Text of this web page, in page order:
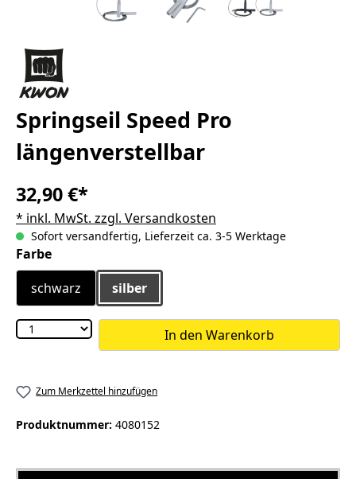
Springseil Speed Pro
längenverstellbar
32,90 €*
* inkl. MwSt. zzgl. Versandkosten
Sofort versandfertig, Lieferzeit ca. 3-5 Werktage
Farbeauswählen
schwarz
silber
In den Warenkorb
Zum Merkzettel hinzufügen
Produktnummer: 4080152